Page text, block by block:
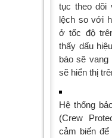
tục theo dõi
lệch so với
ở tốc độ
thấy dấu
báo sẽ vang
sẽ hiển thị
Hệ thống
(Crew
cảm biến để